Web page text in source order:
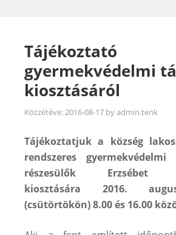
Tájékoztató
gyermekvédelmi
kiosztásáról
Közzétéve:2016-08-17 byadmin.tenk
Tájékoztatjuk a község
rendszeres gyermekvédelmi
részesülők Erzsébet
kiosztására 2016.
(csütörtökön) 8.00 és 16.00